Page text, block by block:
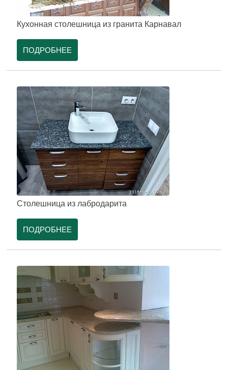
Кухонная столешница из гранита Карнавал
ПОДРОБНЕЕ
Столешница из лабродарита
ПОДРОБНЕЕ